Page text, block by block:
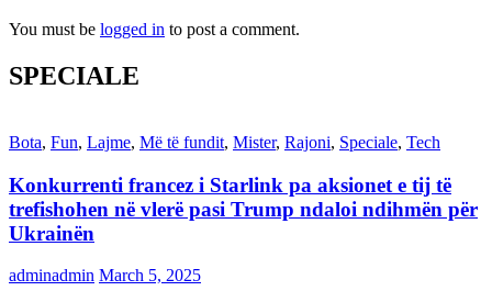
You must be logged in to post a comment.
SPECIALE
Bota, Fun, Lajme, Më të fundit, Mister, Rajoni, Speciale, Tech
Konkurrenti francez i Starlink pa aksionet e tij të
trefishohen në vlerë pasi Trump ndaloi ndihmën për
Ukrainën
adminadmin March 5, 2025